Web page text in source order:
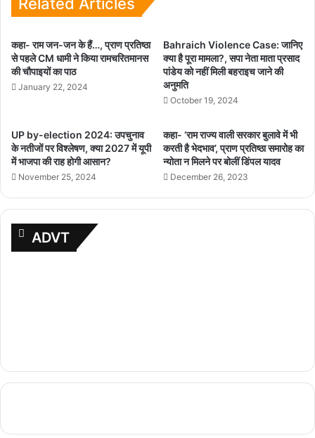
Related Articles
कहा- राम जन-जन के हैं…, प्राण प्रतिष्ठा
से पहले CM धामी ने किया रामचरितमानस
की चौपाइयों का पाठ
January 22, 2024
Bahraich Violence Case: जानिए
क्या है पूरा मामला?, सपा नेता माता प्रसाद
पांडेय को नहीं मिली बहराइच जाने की
अनुमति
October 19, 2024
UP by-election 2024: उपचुनाव
के नतीजों पर विश्लेषण, क्या 2027 में यूपी
में भाजपा की राह होगी आसान?
November 25, 2024
कहा- ‘राम राज्य वाली सरकार बुलावे में भी
करती है भेदभाव’, प्राण प्रतिष्ठा समारोह का
न्योता न मिलने पर बोलीं डिंपल यादव
December 26, 2023
ADVT